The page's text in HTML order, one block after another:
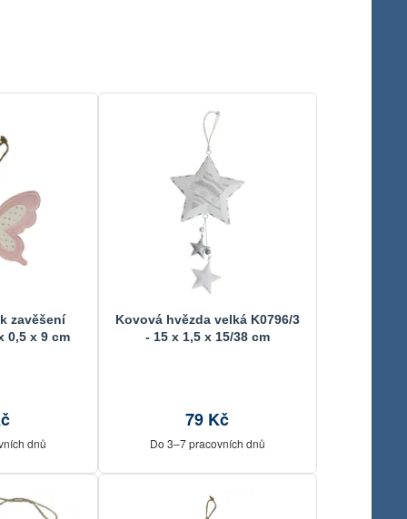
zavěšení
0,5 x 9 cm
dnů
Kovová hvězda velká K0796/3
- 15 x 1,5 x 15/38 cm
79 Kč
Do 3–7 pracovních dnů